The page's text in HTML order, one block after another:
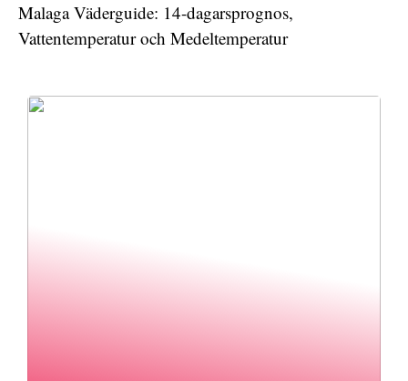
Malaga Väderguide: 14-dagarsprognos,
Vattentemperatur och Medeltemperatur